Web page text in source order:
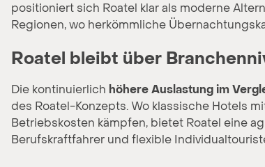
positioniert sich Roatel klar als moderne
Regionen, wo herkömmliche
Roatel bleibt über
Die kontinuierlich höhere Auslastung im
des Roatel-Konzepts. Wo klassische Hotels
Betriebskosten kämpfen, bietet Roatel eine
Berufskraftfahrer und flexible